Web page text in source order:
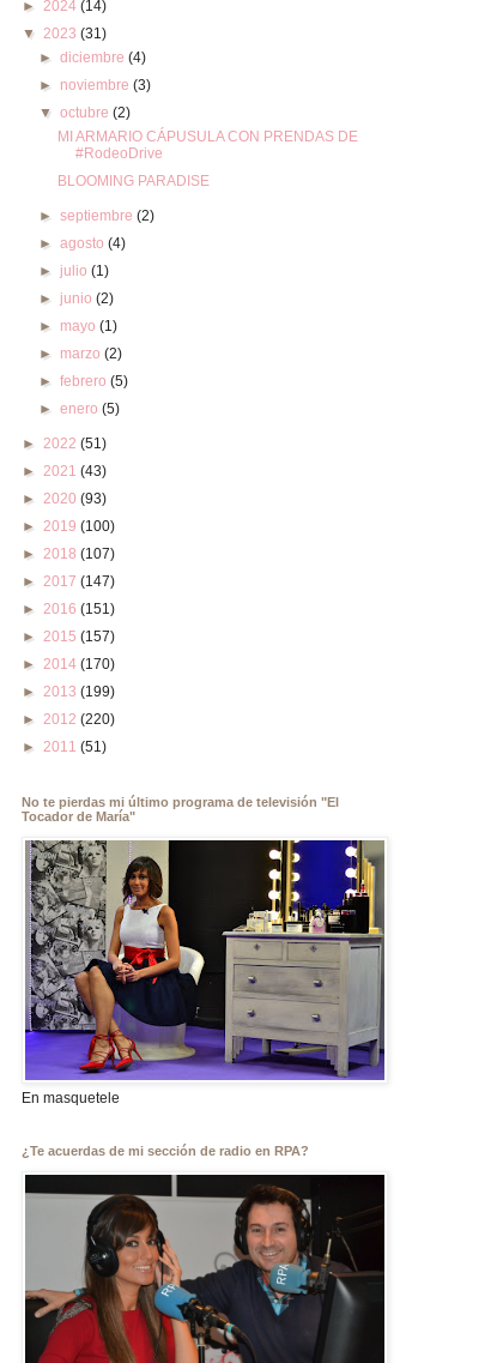
► 2024 (14)
▼ 2023 (31)
►diciembre(4)
► noviembre(3)
▼octubre(2)
MI ARMARIO CÁPUSULA CON PRENDAS DE
#RodeoDrive
BLOOMING PARADISE
►septiembre(2)
►agosto(4)
► julio(1)
► junio(2)
► mayo(1)
► marzo(2)
►febrero(5)
►enero(5)
► 2022 (51)
► 2021 (43)
► 2020 (93)
► 2019 (100)
► 2018 (107)
► 2017 (147)
► 2016 (151)
► 2015 (157)
► 2014 (170)
► 2013 (199)
► 2012 (220)
► 2011 (51)
No te pierdas mi último programa de televisión "El
Tocador de María"
En masquetele
¿Te acuerdas de mi sección de radio en RPA?